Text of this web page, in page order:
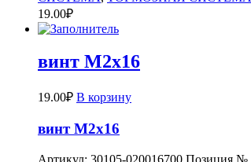
19.00₽
винт М2х16
19.00₽ В корзину
винт М2х16
Артикул: 30105-020016700 Позиция №